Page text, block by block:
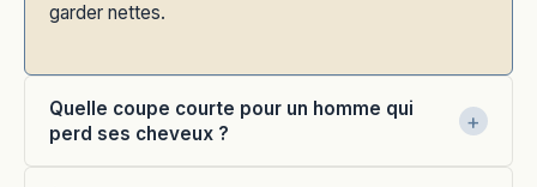
garder nettes.
Quelle coupe courte pour un homme qui
perd ses cheveux ?